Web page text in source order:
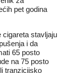
pet godina
cigareta stavljaju
i da
65 posto
na 75 posto
tranzicijsko